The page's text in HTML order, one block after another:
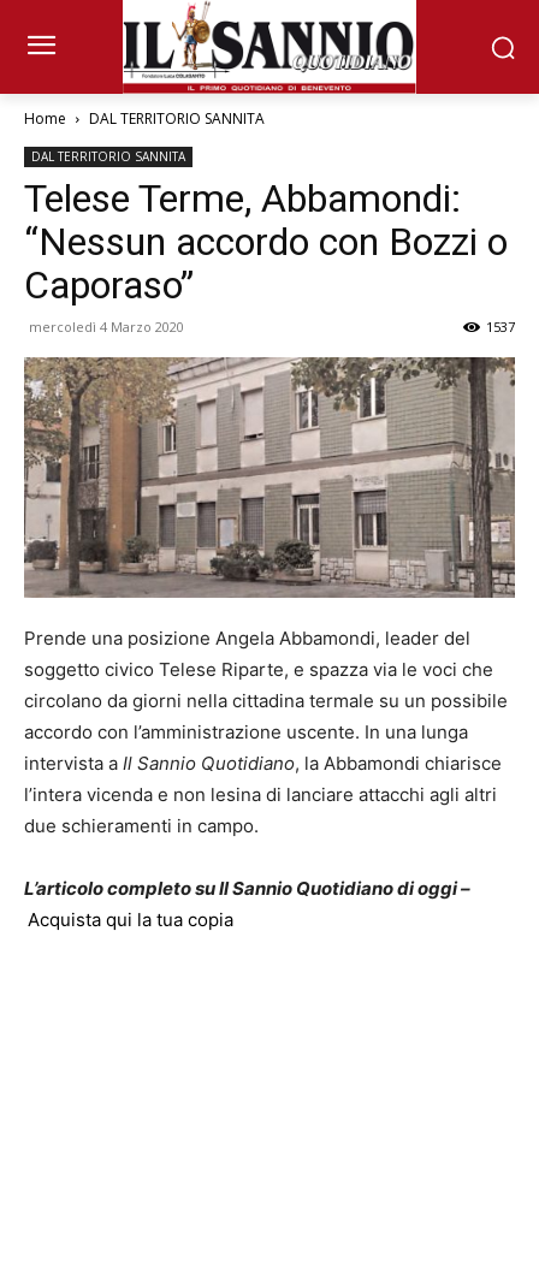
Home DAL TERRITORIO SANNITA
DAL TERRITORIO SANNITA
Telese Terme, Abbamondi:
“Nessun accordo con Bozzi o
Caporaso”
mercoledì 4 Marzo 2020 1537
Prende una posizione Angela Abbamondi, leader del
soggetto civico Telese Riparte, e spazza via le voci che
circolano da giorni nella cittadina termale su un possibile
accordo con l’amministrazione uscente. In una lunga
intervista a Il Sannio Quotidiano, la Abbamondi chiarisce
l’intera vicenda e non lesina di lanciare attacchi agli altri
due schieramenti in campo.
L’articolo completo su Il Sannio Quotidiano di oggi –
Acquista qui la tua copia